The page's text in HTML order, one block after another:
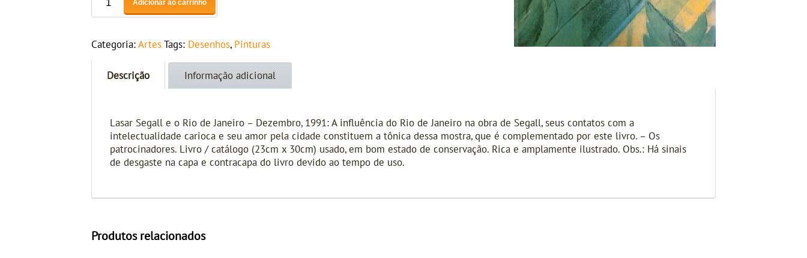
Adicionar ao carrinho
Categoria: Artes Tags: Desenhos, Pinturas
Descrição Informação adicional
Lasar Segall e o Rio de Janeiro – Dezembro, 1991: A influência do Rio de Janeiro na obra de Segall, seus contatos com a
intelectualidade carioca e seu amor pela cidade constituem a tônica dessa mostra, que é complementado por este livro. – Os
patrocinadores. Livro / catálogo (23cm x 30cm) usado, em bom estado de conservação. Rica e amplamente ilustrado. Obs.: Há sinais
de desgaste na capa e contracapa do livro devido ao tempo de uso.
Produtos relacionados